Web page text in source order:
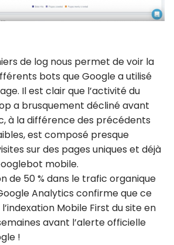
de log nous permet de voir la
bots que Google a utilisé
Il est clair que l’activité du
a brusquement décliné avant
à la différence des précédents
est composé presque
sur des pages uniques et déjà
mobile.
de 50 % dans le trafic organique
Analytics confirme que ce
Mobile First du site en
avant l’alerte officielle
!